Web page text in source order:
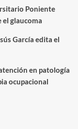
Poniente
el glaucoma
García edita el
en patología
ocupacional